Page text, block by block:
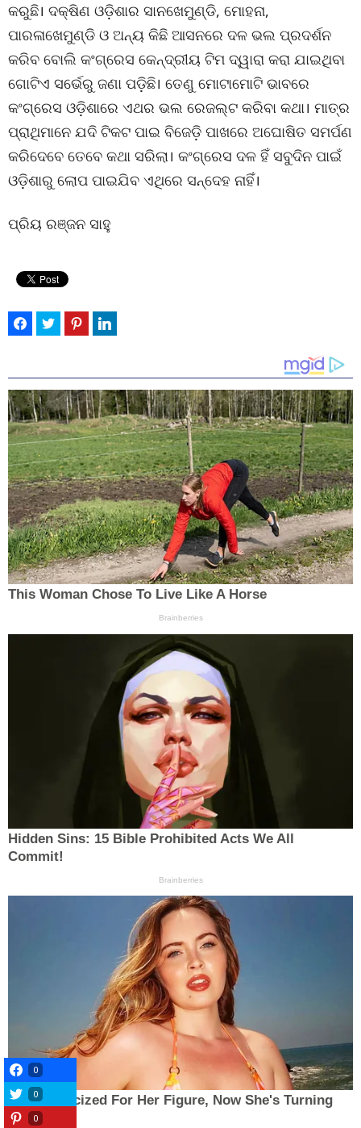
କରୁଛି। ଦକ୍ଷିଣ ଓଡ଼ିଶାର ସାନଖେମୁଣ୍ଡି, ମୋହନା,
ପାରଳାଖେମୁଣ୍ଡି ଓ ଅନ୍ୟ କିଛି ଆସନରେ ଦଳ ଭଲ ପ୍ରଦର୍ଶନ
କରିବ ବୋଲି କଂଗ୍ରେସ କେନ୍ଦ୍ରୀୟ ଟିମ ଦ୍ୱାରା କରା ଯାଇଥିବା
ଗୋଟିଏ ସର୍ଭେରୁ ଜଣା ପଡ଼ିଛି। ତେଣୁ ମୋଟାମୋଟି ଭାବରେ
କଂଗ୍ରେସ ଓଡ଼ିଶାରେ ଏଥର ଭଲ ରେଜଲ୍ଟ କରିବା କଥା। ମାତ୍ର
ପ୍ରାଥିମାନେ ଯଦି ଟିକଟ ପାଇ ବିଜେଡ଼ି ପାଖରେ ଅଘୋଷିତ ସମର୍ପଣ
କରିଦେବେ ତେବେ କଥା ସରିଲା। କଂଗ୍ରେସ ଦଳ ହିଁ ସବୁଦିନ ପାଇଁ
ଓଡ଼ିଶାରୁ ଲୋପ ପାଇଯିବ ଏଥିରେ ସନ୍ଦେହ ନାହିଁ।
ପ୍ରିୟ ରଞ୍ଜନ ସାହୁ
0
0
0